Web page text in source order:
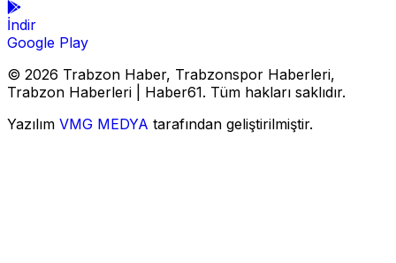
İndir
Google Play
© 2026 Trabzon Haber, Trabzonspor Haberleri,
Trabzon Haberleri | Haber61. Tüm hakları saklıdır.
Yazılım VMG MEDYA tarafından geliştirilmiştir.